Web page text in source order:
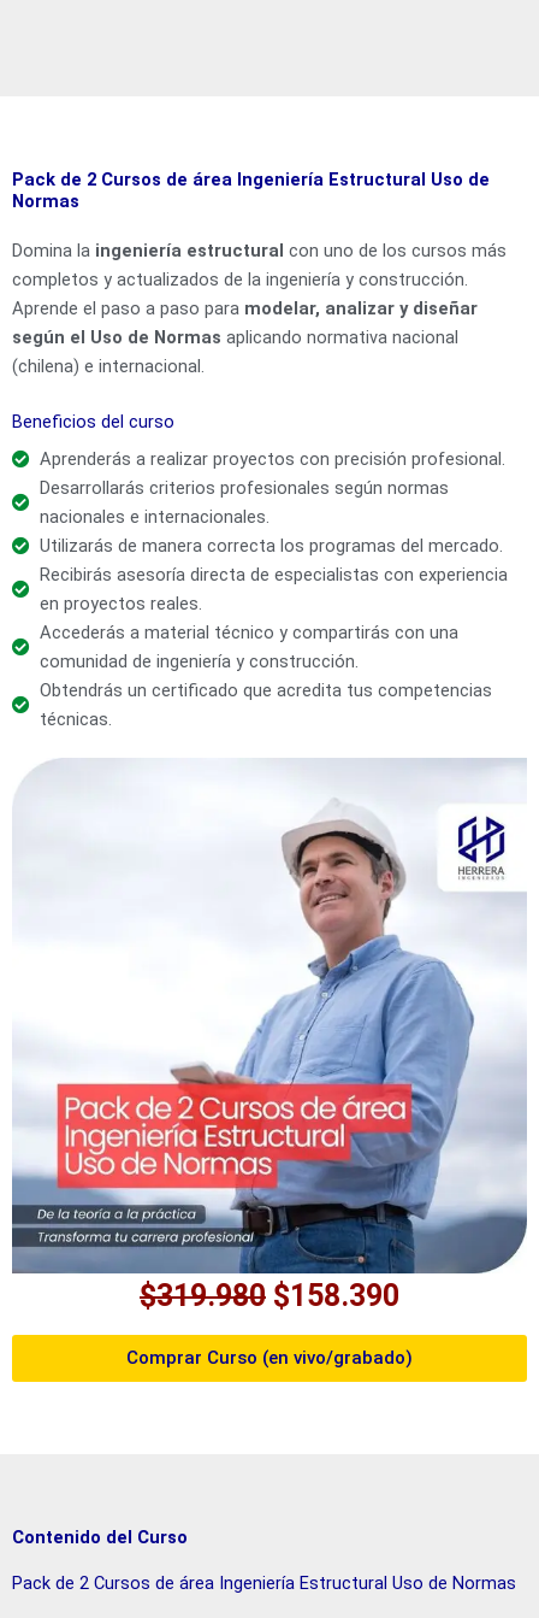
Pack de 2 Cursos de área Ingeniería Estructural Uso de
Normas
Domina la ingeniería estructural con uno de los cursos más
completos y actualizados de la ingeniería y construcción.
Aprende el paso a paso para modelar, analizar y diseñar
según el Uso de Normas aplicando normativa nacional
(chilena) e internacional.
Beneficios del curso
Aprenderás a realizar proyectos con precisión profesional.
Desarrollarás criterios profesionales según normas
nacionales e internacionales.
Utilizarás de manera correcta los programas del mercado.
Recibirás asesoría directa de especialistas con experiencia
en proyectos reales.
Accederás a material técnico y compartirás con una
comunidad de ingeniería y construcción.
Obtendrás un certificado que acredita tus competencias
técnicas.
$319.980
precio
original
era:
$319.980.
$158.390
actual
es:
$158.390.
Comprar Curso (en vivo/grabado)
Contenido del Curso
Pack de 2 Cursos de área Ingeniería Estructural Uso de Normas